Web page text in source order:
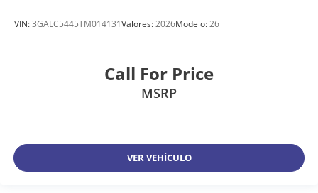
VIN:3GALC5445TM014131Valores:2026Modelo:26
Call For Price
MSRP
VER VEHÍCULO